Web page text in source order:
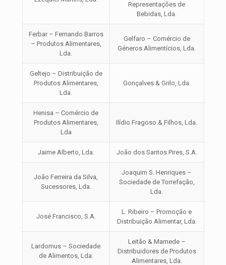
Representações de
Bebidas, Lda.
Ferbar – Fernando Barros
– Produtos Alimentares,
Lda.
Gelfaro – Comércio de
Géneros Alimentícios, Lda.
Geltejo – Distribuição de
Produtos Alimentares,
Lda.
Gonçalves & Grilo, Lda.
Henisa – Comércio de
Produtos Alimentares,
Lda
Ilídio Fragoso & Filhos, Lda.
Jaime Alberto, Lda. João dos Santos Pires, S.A.
João Ferreira da Silva,
Sucessores, Lda.
Joaquim S. Henriques –
Sociedade de Torrefação,
Lda.
José Francisco, S.A.
L. Ribeiro – Promoção e
Distribuição Alimentar, Lda.
Lardomus – Sociedade
de Alimentos, Lda.
Leitão & Mamede –
Distribuidores de Produtos
Alimentares, Lda.